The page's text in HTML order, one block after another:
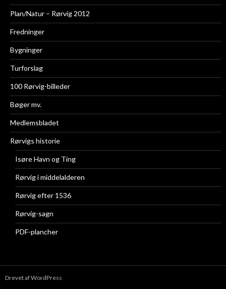
Plan/Natur – Rørvig 2012
Fredninger
Bygninger
Turforslag
100 Rørvig-billeder
Bøger mv.
Medlemsbladet
Rørvigs historie
Isøre Havn og Ting
Rørvig i middelalderen
Rørvig efter 1536
Rørvig-sagn
PDF-plancher
Drevet af WordPress